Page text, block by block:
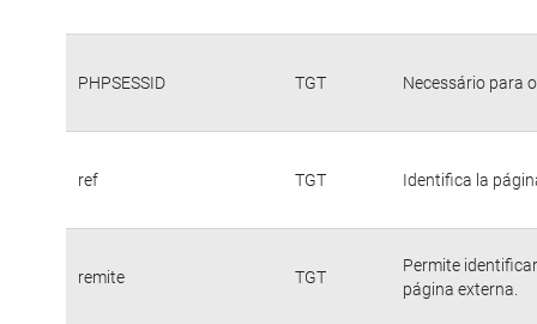
PHPSESSID TGT Necessário para
ref TGT Identifica la
remite TGT
Permite
página externa.